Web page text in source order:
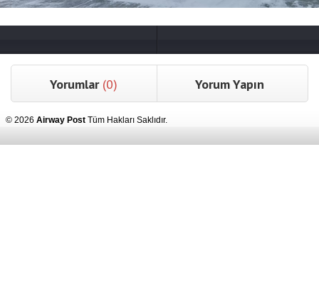
Yorumlar (0) Yorum Yapın
© 2026 Airway Post Tüm Hakları Saklıdır.